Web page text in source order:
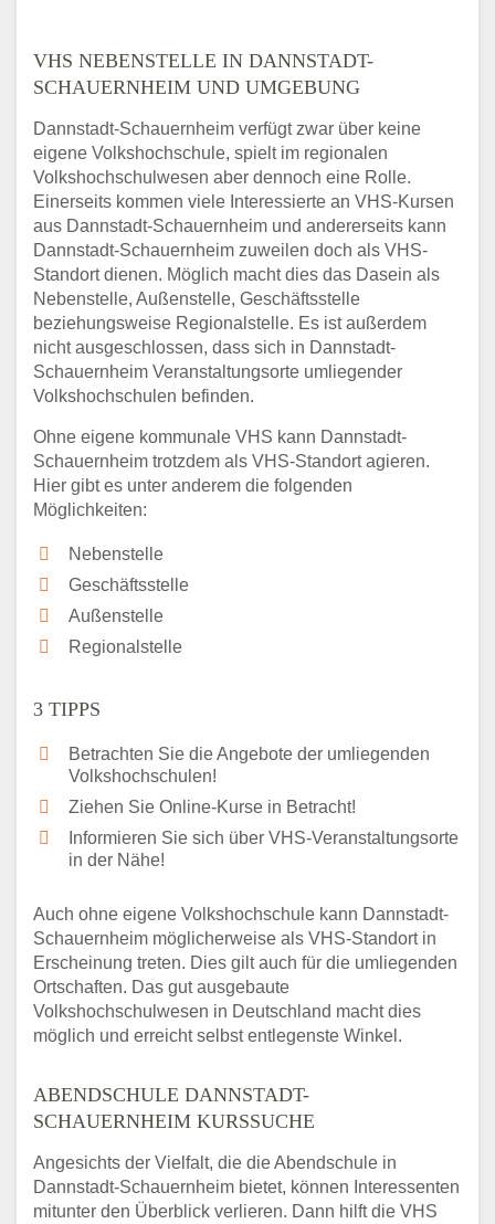
VHS NEBENSTELLE IN DANNSTADT-
SCHAUERNHEIM UND UMGEBUNG
Dannstadt-Schauernheim verfügt zwar über keine
eigene Volkshochschule, spielt im regionalen
Volkshochschulwesen aber dennoch eine Rolle.
Einerseits kommen viele Interessierte an VHS-Kursen
aus Dannstadt-Schauernheim und andererseits kann
Dannstadt-Schauernheim zuweilen doch als VHS-
Standort dienen. Möglich macht dies das Dasein als
Nebenstelle, Außenstelle, Geschäftsstelle
beziehungsweise Regionalstelle. Es ist außerdem
nicht ausgeschlossen, dass sich in Dannstadt-
Schauernheim Veranstaltungsorte umliegender
Volkshochschulen befinden.
Ohne eigene kommunale VHS kann Dannstadt-
Schauernheim trotzdem als VHS-Standort agieren.
Hier gibt es unter anderem die folgenden
Möglichkeiten:
Nebenstelle
Geschäftsstelle
Außenstelle
Regionalstelle
3 TIPPS
Betrachten Sie die Angebote der umliegenden
Volkshochschulen!
Ziehen Sie Online-Kurse in Betracht!
Informieren Sie sich über VHS-Veranstaltungsorte
in der Nähe!
Auch ohne eigene Volkshochschule kann Dannstadt-
Schauernheim möglicherweise als VHS-Standort in
Erscheinung treten. Dies gilt auch für die umliegenden
Ortschaften. Das gut ausgebaute
Volkshochschulwesen in Deutschland macht dies
möglich und erreicht selbst entlegenste Winkel.
ABENDSCHULE DANNSTADT-
SCHAUERNHEIM KURSSUCHE
Angesichts der Vielfalt, die die Abendschule in
Dannstadt-Schauernheim bietet, können Interessenten
mitunter den Überblick verlieren. Dann hilft die VHS